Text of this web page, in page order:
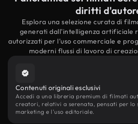
diritti
Esplora una selezione curata di
generati dall'intelligenza artificiale
autorizzati per l'uso commerciale e
moderni flussi di lavoro di
Contenuti originali esclusivi
Accedi a una libreria premium di filmati
creatori, relativi a serenata, pensati per lo
marketing e l'uso editoriale.